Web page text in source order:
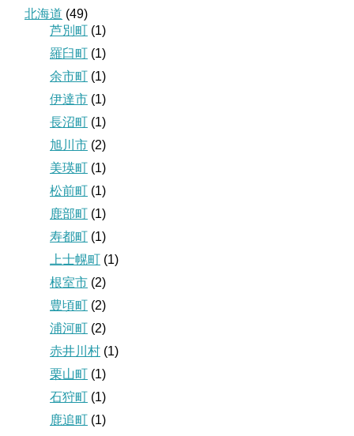
北海道 (49)
芦別町 (1)
羅臼町 (1)
余市町 (1)
伊達市 (1)
長沼町 (1)
旭川市 (2)
美瑛町 (1)
松前町 (1)
鹿部町 (1)
寿都町 (1)
上士幌町 (1)
根室市 (2)
豊頃町 (2)
浦河町 (2)
赤井川村 (1)
栗山町 (1)
石狩町 (1)
鹿追町 (1)